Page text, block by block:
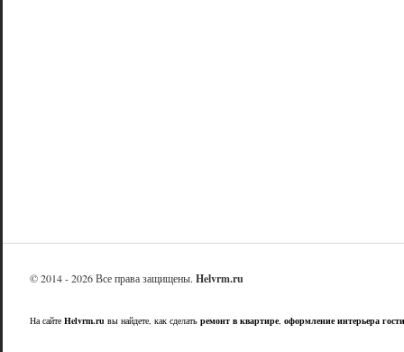
© 2014 - 2026 Все права защищены. Helvrm.ru
На сайте Helvrm.ru вы найдете, как сделать ремонт в квартире, оформление интерьера